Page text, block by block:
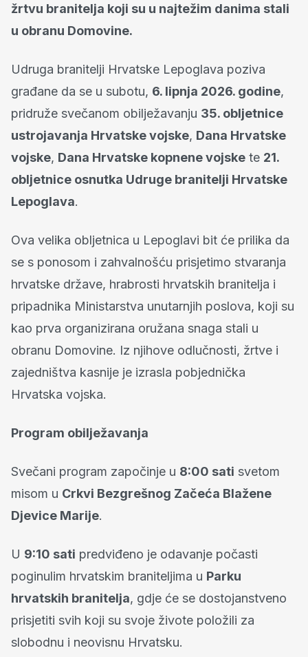
žrtvu branitelja koji su u najtežim danima stali
u obranu Domovine.
Udruga branitelji Hrvatske Lepoglava poziva
građane da se u subotu, 6. lipnja 2026. godine,
pridruže svečanom obilježavanju 35. obljetnice
ustrojavanja Hrvatske vojske, Dana Hrvatske
vojske, Dana Hrvatske kopnene vojske te 21.
obljetnice osnutka Udruge branitelji Hrvatske
Lepoglava.
Ova velika obljetnica u Lepoglavi bit će prilika da
se s ponosom i zahvalnošću prisjetimo stvaranja
hrvatske države, hrabrosti hrvatskih branitelja i
pripadnika Ministarstva unutarnjih poslova, koji su
kao prva organizirana oružana snaga stali u
obranu Domovine. Iz njihove odlučnosti, žrtve i
zajedništva kasnije je izrasla pobjednička
Hrvatska vojska.
Program obilježavanja
Svečani program započinje u 8:00 sati svetom
misom u Crkvi Bezgrešnog Začeća Blažene
Djevice Marije.
U 9:10 sati predviđeno je odavanje počasti
poginulim hrvatskim braniteljima u Parku
hrvatskih branitelja, gdje će se dostojanstveno
prisjetiti svih koji su svoje živote položili za
slobodnu i neovisnu Hrvatsku.